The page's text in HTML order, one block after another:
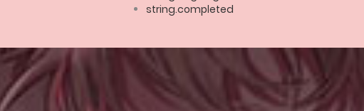
string.completed